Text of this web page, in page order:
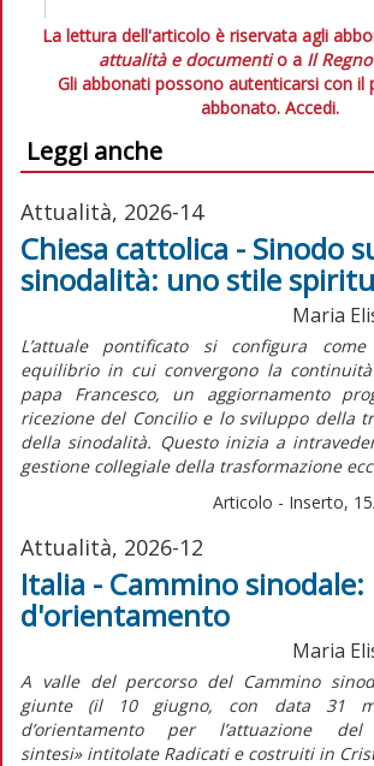
La lettura dell'articolo è riservata agli
attualità e documentio a Il
Gli abbonati possono autenticarsi con il
abbonato. Accedi.
Leggi anche
Attualità, 2026-14
Chiesa cattolica - Sinodo
sinodalità: uno stile
Maria
L’attuale pontificato si configura
equilibrio in cui convergono la
papa Francesco, un aggiornamento
ricezione del Concilio e lo sviluppo della
della sinodalità. Questo inizia a
gestione collegiale della trasformazione
Articolo - Inserto,
Attualità, 2026-12
Italia - Cammino sinodale:
d'orientamento
Maria
A valle del percorso del Cammino
giunte (il 10 giugno, con data 31
d’orientamento per l’attuazione del
sintesi»intitolate Radicati e costruiti in